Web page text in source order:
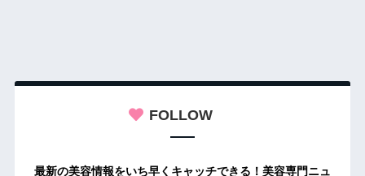
FOLLOW
最新の美容情報をいち早くキャッチできる！美容専門ニュ